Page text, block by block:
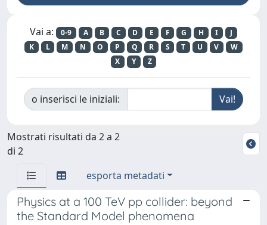
Vai a: 0-9 A B C D E F G H I
J
K
L M N O P Q R S T U V
W
X
Y Z
o inserisci le iniziali:
Mostrati risultati da 2 a 2
di 2
esporta metadati
Physics at a 100 TeV pp collider: beyond
the Standard Model phenomena